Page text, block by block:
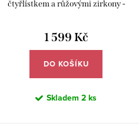
čtyřlístkem a růžovými zirkony -
1 599 Kč
DO KOŠÍKU
Skladem 2 ks